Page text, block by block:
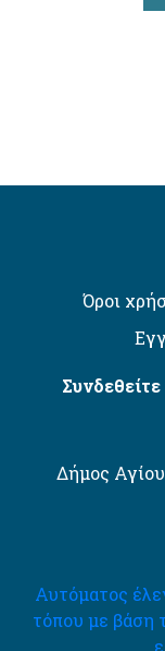
Όροι
Δήμος
Αυτόματος
τόπου με βάση